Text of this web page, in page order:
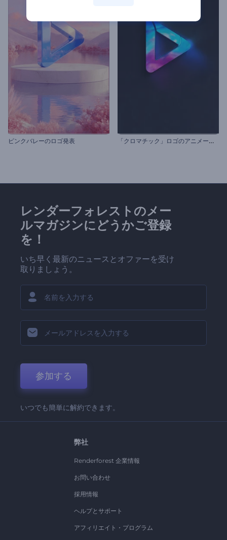
ピンクバレーのロゴ発表 「
クロマチック」ロゴのアニメーション
レンダーフォレストのメー
ルマガジンにどうかご登録
を！
いち早く最新のニュースとオファーを受け
取りましょう。
参加する
いつでも簡単に解約できます。
弊社
Renderforest 企業情報
お問い合わせ
採用情報
ヘルプとサポート
アフィリエイト・プログラム